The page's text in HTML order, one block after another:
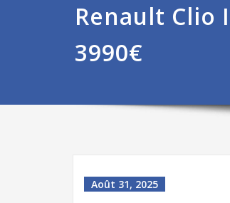
Renault Clio
3990€
Août 31, 2025